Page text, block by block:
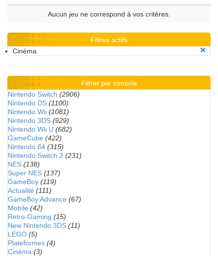
Aucun jeu ne correspond à vos critères.
Filtres actifs
Cinéma
Filtrer par console
Nintendo Switch (2906)
Nintendo DS (1100)
Nintendo Wii (1081)
Nintendo 3DS (929)
Nintendo Wii U (682)
GameCube (422)
Nintendo 64 (315)
Nintendo Switch 2 (231)
NES (138)
Super NES (137)
GameBoy (119)
Actualité (111)
GameBoy Advance (67)
Mobile (42)
Retro-Gaming (15)
New Nintendo 3DS (11)
LEGO (5)
Plateformes (4)
Cinéma (3)